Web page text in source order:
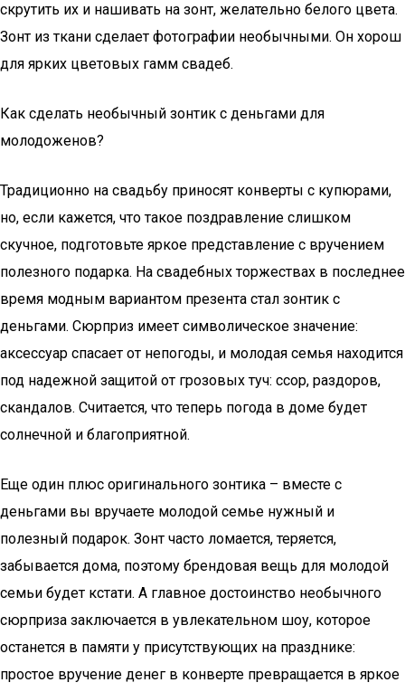
скрутить их и нашивать на зонт, желательно белого цвета.
Зонт из ткани сделает фотографии необычными. Он хорош
для ярких цветовых гамм свадеб.
Как сделать необычный зонтик с деньгами для
молодоженов?
Традиционно на свадьбу приносят конверты с купюрами,
но, если кажется, что такое поздравление слишком
скучное, подготовьте яркое представление с вручением
полезного подарка. На свадебных торжествах в последнее
время модным вариантом презента стал зонтик с
деньгами. Сюрприз имеет символическое значение:
аксессуар спасает от непогоды, и молодая семья находится
под надежной защитой от грозовых туч: ссор, раздоров,
скандалов. Считается, что теперь погода в доме будет
солнечной и благоприятной.
Еще один плюс оригинального зонтика – вместе с
деньгами вы вручаете молодой семье нужный и
полезный подарок. Зонт часто ломается, теряется,
забывается дома, поэтому брендовая вещь для молодой
семьи будет кстати. А главное достоинство необычного
сюрприза заключается в увлекательном шоу, которое
останется в памяти у присутствующих на празднике:
простое вручение денег в конверте превращается в яркое